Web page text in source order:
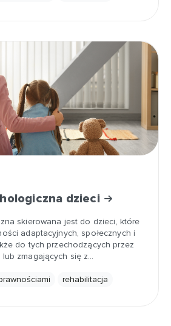
dzieci
skierowana jest do dzieci, które
adaptacyjnych, społecznych i
do tych przechodzących przez
zmagających się z…
rehabilitacja